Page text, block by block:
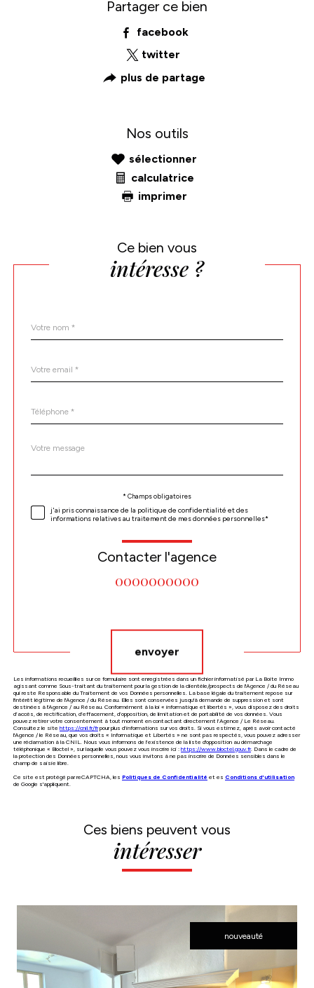
Partager ce bien
facebook
twitter
plus de partage
Nos outils
sélectionner
calculatrice
imprimer
Ce bien vous
intéresse ?
par
*
*
*
Fieldset
Message
*
* Champs obligatoires
j'ai pris connaissance de la politique de confidentialité et des
informations relatives au traitement de mes données personnelles*
Contacter l'agence
0000000000
envoyer
Les informations recueillies sur ce formulaire sont enregistrées dans un fichier informatisé par La Boite Immo
agissant comme Sous-traitant du traitement pour la gestion de la clientèle/prospects de l'Agence / du Réseau
qui reste Responsable du Traitement de vos Données personnelles. La base légale du traitement repose sur
l'intérêt légitime de l'Agence / du Réseau. Elles sont conservées jusqu'à demande de suppression et sont
destinées à l'Agence / au Réseau. Conformément à la loi « informatique et libertés », vous disposez des droits
d’accès, de rectification, d’effacement, d’opposition, de limitation et de portabilité de vos données. Vous
pouvez retirer votre consentement à tout moment en contactant directement l’Agence / Le Réseau.
Consultez le site https://cnil.fr/frpour plus d’informations sur vos droits. Si vous estimez, après avoir contacté
l'Agence / le Réseau, que vos droits « Informatique et Libertés » ne sont pas respectés, vous pouvez adresser
une réclamation à la CNIL. Nous vous informons de l’existence de la liste d'opposition au démarchage
téléphonique « Bloctel », sur laquelle vous pouvez vous inscrire ici : https://www.bloctel.gouv.fr. Dans le cadre de
la protection des Données personnelles, nous vous invitons à ne pas inscrire de Données sensibles dans le
champ de saisie libre.
Ce site est protégé par reCAPTCHA, les Politiques de Confidentialité et es Conditions d'utilisation
de Google s'appliquent.
Ces biens peuvent vous
intéresser
nouveauté